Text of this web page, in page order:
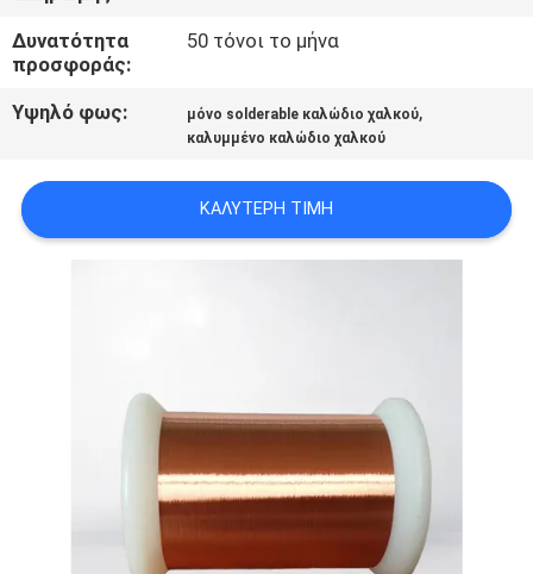
ΕΙΔΉΣΕΙΣ
ΖΗΤΉΣΤΕ
ΑΠΌΣΠΑΣΜΑ
Δυνατότητα
προσφοράς:
50 τόνοι το μήνα
Υψηλό φως: μόνο solderable καλώδιο χαλκού,
καλυμμένο καλώδιο χαλκού
ΚΑΛΎΤΕΡΗ ΤΙΜΉ